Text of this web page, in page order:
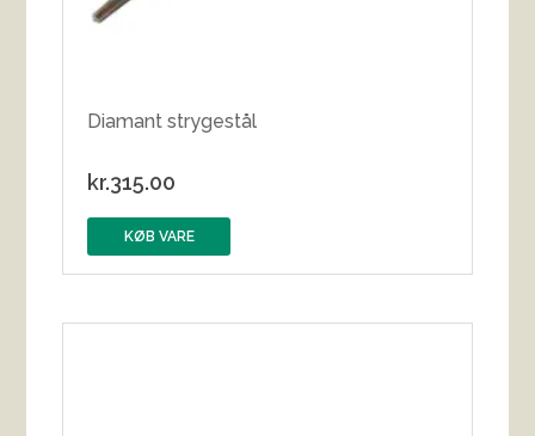
Diamant strygestål
kr.315.00
KØB VARE